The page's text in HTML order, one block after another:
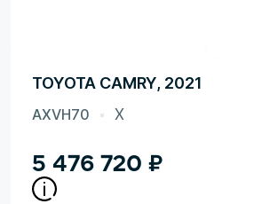
TOYOTA CAMRY, 2021
AXVH70 X
5 476 720 ₽